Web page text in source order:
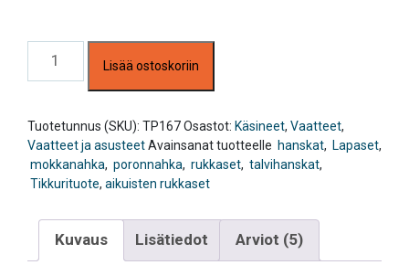
PoronnahkarukkasetLisää ostoskoriin
Tuotetunnus (SKU): TP167Osastot: Käsineet, Vaatteet,
Vaatteet ja asusteetAvainsanat tuotteelle hanskat, Lapaset,
mokkanahka, poronnahka, rukkaset, talvihanskat,
Tikkurituote, aikuisten rukkaset
Kuvaus Lisätiedot Arviot (5)